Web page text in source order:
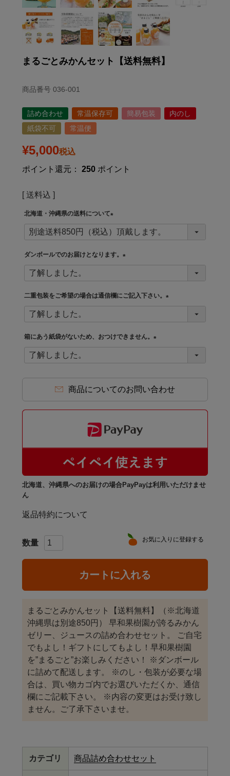
まるごとみかんセット【送料無料】
商品番号 036-001
詰め合わせ 常温保存可 簡易包装
内のし
紙袋不可
常温便
¥5,000税込
ポイント還元：
250 ポイント
送料込
北海道・沖縄県の送料について
(
必
須
)
ダンボールでのお届けとなります。
必
須
)
二重包装をご希望の場合は通信欄にご記入下さい。
必
)
箱にあう紙袋がないため、おつけできません。
必
)
商品についてのお問い合わせ
北海道、沖縄県へのお届けの場合PayPayは利用いただけませ
ん
返品特約について
お気に入りに登録する
カートに入れる
まるごとみかんセット【送料無料】（※北海道
沖縄県は別途850円） 早和果樹園が誇るみかん
ゼリー、ジュースの詰め合わせセット。 ご自宅
でもよし！ギフトにしてもよし！早和果樹園
を”まるごと”お楽しみください！ ※ダンボール
に詰めて配送します。 ※のし・包装が必要な場
合は、買い物カゴ内でお選びいただくか、通信
欄にご記載下さい。 ※内容の変更はお受け致し
ません。ご了承下さいませ。
カテゴリ 商品詰め合わせセット